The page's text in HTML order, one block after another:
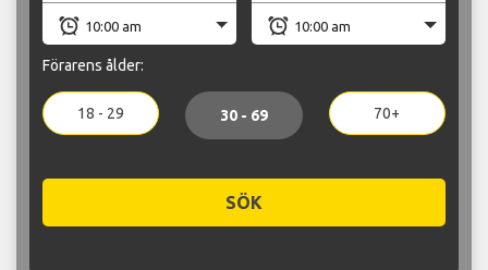
Förarens ålder:
18 - 29 30 - 69 70+
SÖK